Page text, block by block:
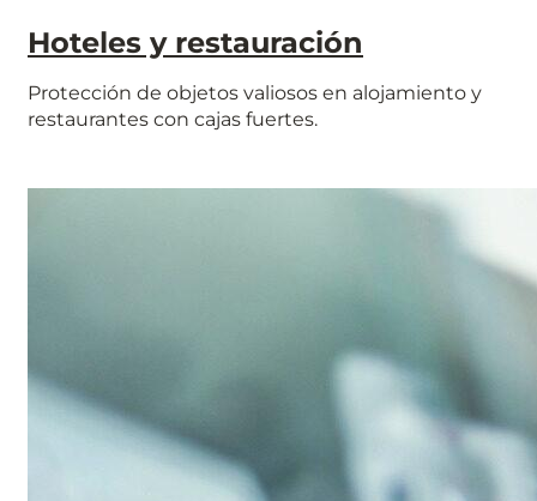
Hoteles y restauración
Protección de objetos valiosos en alojamiento y
restaurantes con cajas fuertes.